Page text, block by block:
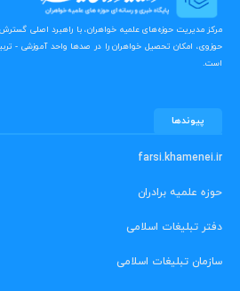
مرکز مدیریت حوزه‌های علمیه خواهران، با راهبرد اصلی
حوزوی، امکان تحصیل خواهران را در صدها واحد آموزشی -
است.
پیوندها
farsi.khamenei.ir
حوزه علمیه برادران
دفتر تبلیغات اسلامی
سازمان تبلیغات اسلامی